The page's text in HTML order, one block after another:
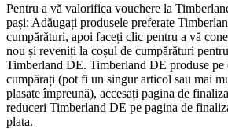
Pentru a vă valorifica vouchere la
pași: Adăugați produsele preferate
cumpărături, apoi faceți clic pentru a vă
nou și reveniți la coșul de cumpărături
Timberland DE. Timberland DE produse pe
cumpărați (pot fi un singur articol sau mai
plasate împreună), accesați pagina de
reduceri Timberland DE pe pagina de
plata.